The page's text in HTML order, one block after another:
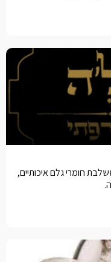
חומרי גלם איכותיים,